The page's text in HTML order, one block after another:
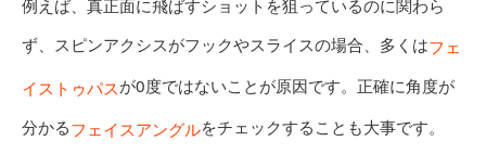
例えば、真正面に飛ばすショットを狙っているのに関わら
ず、スピンアクシスがフックやスライスの場合、多くはフェ
イストゥパスが0度ではないことが原因です。正確に角度が
分かるフェイスアングルをチェックすることも大事です。